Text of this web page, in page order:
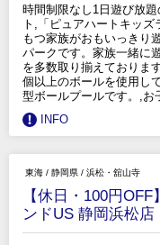
時間制限なし1日遊び放
ト,「ピュアハートキッ
もつ家族がおもいっきり
パークです。家族一緒に
を多数取り揃えておりま
個以上のボールを使用し
型ボールプールです。,お
INFO
東海 / 静岡県 / 浜松・舘山寺
【休日・100円
ンドUS 静岡浜松店